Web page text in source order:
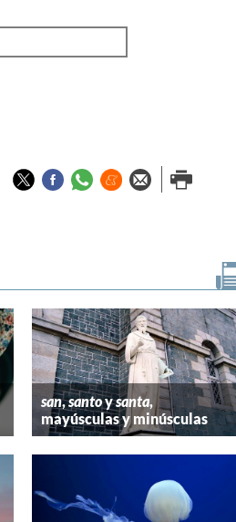
TwitterFacebook
Whatsapp
Menéame
Enviar porImprimir
san,santoysanta,
mayúsculas y minúsculas